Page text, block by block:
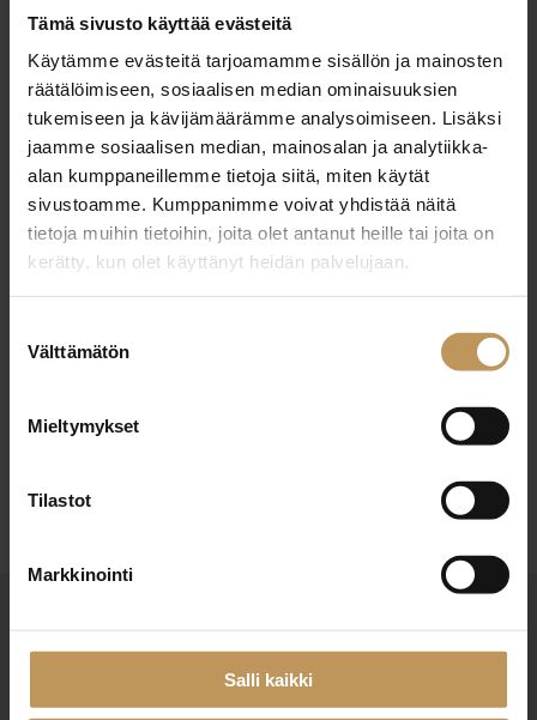
Tämä sivusto käyttää evästeitä
Käytämme evästeitä tarjoamamme sisällön ja mainosten
räätälöimiseen, sosiaalisen median ominaisuuksien
tukemiseen ja kävijämäärämme analysoimiseen. Lisäksi
jaamme sosiaalisen median, mainosalan ja analytiikka-
alan kumppaneillemme tietoja siitä, miten käytät
sivustoamme. Kumppanimme voivat yhdistää näitä
tietoja muihin tietoihin, joita olet antanut heille tai joita on
kerätty, kun olet käyttänyt heidän palvelujaan.
valinta
Välttämätön
Mieltymykset
Tilastot
Markkinointi
Salli kaikki
10.12.2025
Lue artikkeli